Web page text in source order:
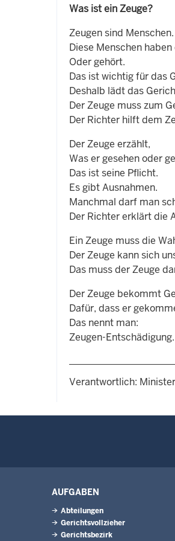
Was ist ein Zeuge?
Zeugen sind Menschen.
Diese Menschen
Oder gehört.
Das ist wichtig für das
Deshalb lädt das
Der Zeuge muss zum
Der Richter hilft dem
Der Zeuge erzählt,
Was er gesehen oder
Das ist seine Pflicht.
Es gibt Ausnahmen.
Manchmal darf man
Der Richter erklärt die
Ein Zeuge muss die
Der Zeuge kann sich
Das muss der Zeuge
Der Zeuge bekommt
Dafür, dass er
Das nennt man:
Zeugen-Entschädigung.
Verantwortlich:
AUFGABEN
Abteilungen
Gerichtsvollzieher
Gerichtsbezirk